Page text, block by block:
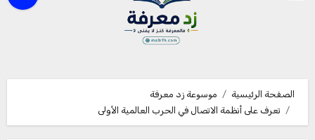
الصفحة الرئيسية
موسوعة زد معرفة
تعرف على أنظمة الاتصال في الحرب العالمية الأولى